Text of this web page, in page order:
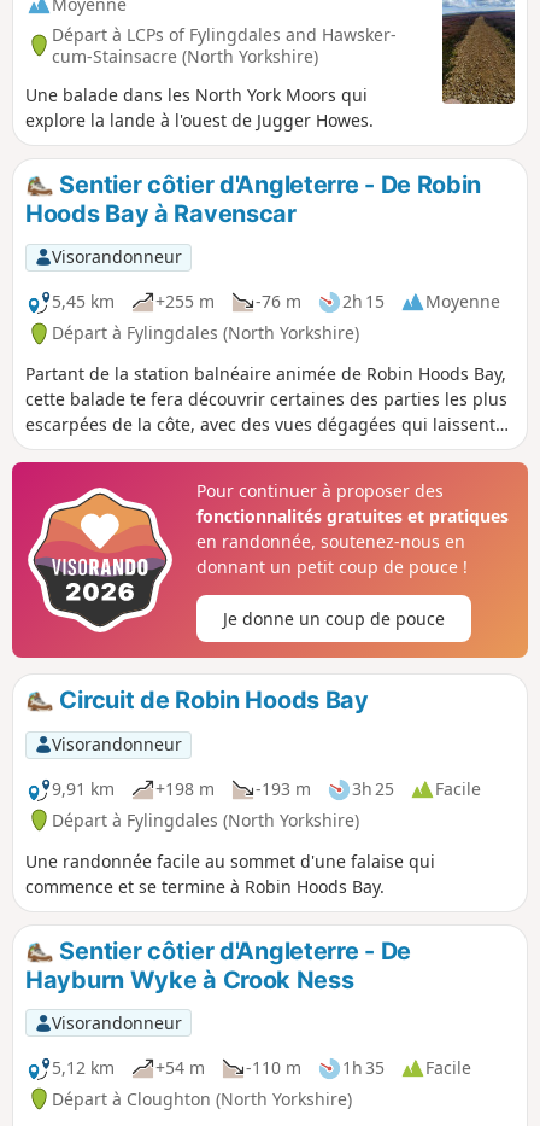
Moyenne
Départ à LCPs of Fylingdales and Hawsker-
cum-Stainsacre (North Yorkshire)
Une balade dans les North York Moors qui
explore la lande à l'ouest de Jugger Howes.
Sentier côtier d'Angleterre - De Robin
Hoods Bay à Ravenscar
Visorandonneur
5,45 km
+255 m -76 m 2h 15
Moyenne
Départ à Fylingdales (North Yorkshire)
Partant de la station balnéaire animée de Robin Hoods Bay,
cette balade te fera découvrir certaines des parties les plus
escarpées de la côte, avec des vues dégagées qui laissent
place à des marches descendant dans des ravins. Après
dans le village intéressant de Ravenscar, qui devait
autrefois rivaliser avec Scarborough, mais comme tu le
verras, ce projet n'a jamais vu le jour.
Pour continuer à proposer des
fonctionnalités gratuites et pratiques
en randonnée, soutenez-nous en
donnant un petit coup de pouce !
Je donne un coup de pouce
Circuit de Robin Hoods Bay
Visorandonneur
9,91 km
+198 m -193 m 3h 25
Facile
Départ à Fylingdales (North Yorkshire)
Une randonnée facile au sommet d'une falaise qui
commence et se termine à Robin Hoods Bay.
Sentier côtier d'Angleterre - De
Hayburn Wyke à Crook Ness
Visorandonneur
5,12 km
+54 m -110 m 1h 35
Facile
Départ à Cloughton (North Yorkshire)